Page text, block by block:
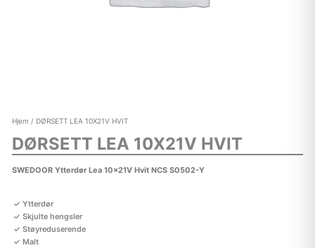
Hjem / DØRSETT LEA 10X21V HVIT
DØRSETT LEA 10X21V HVIT
SWEDOOR Ytterdør Lea 10x21V Hvit NCS S0502-Y
Ytterdør
Skjulte hengsler
Støyreduserende
Malt